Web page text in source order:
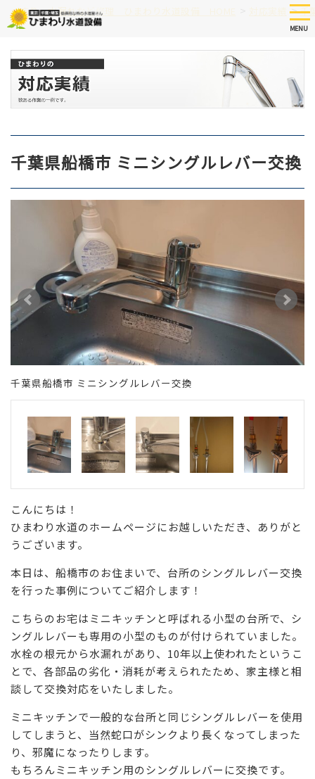
Skip
to
content
MENU
つまり、水漏れなど修理 ひまわり水道設備 HOME >千
千葉県船橋市 ミニシングルレバー交換
千葉県船橋市 ミニシングルレバー交換
こんにちは！
ひまわり水道のホームページにお越しいただき、ありがと
うございます。
本日は、船橋市のお住まいで、台所のシングルレバー交換
を行った事例についてご紹介します！
こちらのお宅はミニキッチンと呼ばれる小型の台所で、シ
ングルレバーも専用の小型のものが付けられていました。
水栓の根元から水漏れがあり、10年以上使われたというこ
とで、各部品の劣化・消耗が考えられたため、家主様と相
談して交換対応をいたしました。
ミニキッチンで一般的な台所と同じシングルレバーを使用
してしまうと、当然蛇口がシンクより長くなってしまった
り、邪魔になったりします。
もちろんミニキッチン用のシングルレバーに交換です。